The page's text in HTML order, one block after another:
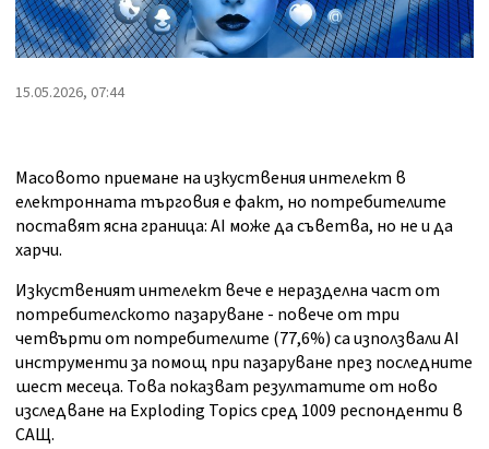
15.05.2026, 07:44
Масовото приемане на изкуствения интелект в
електронната търговия е факт, но потребителите
поставят ясна граница: AI може да съветва, но не и да
харчи.
Изкуственият интелект вече е неразделна част от
потребителското пазаруване - повече от три
четвърти от потребителите (77,6%) са използвали AI
инструменти за помощ при пазаруване през последните
шест месеца. Това показват резултатите от ново
изследване на Exploding Topics сред 1009 респонденти в
САЩ.